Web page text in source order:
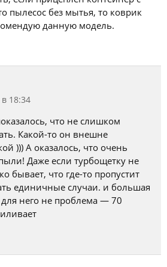
пылесос без мытья, то коврик
данную модель.
18:34
что не слишком
Какой-то он внешне
))) А оказалось, что очень
Даже если турбощетку не
бывает, что где-то пропустит
единичные случаи. и большая
него не проблема — 70